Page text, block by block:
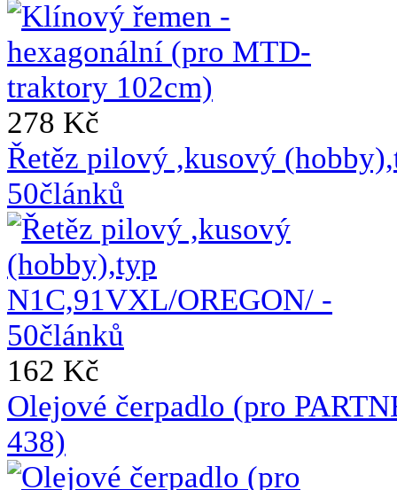
278 Kč
Řetěz pilový ,kusový
50článků
162 Kč
Olejové čerpadlo (pro
438)